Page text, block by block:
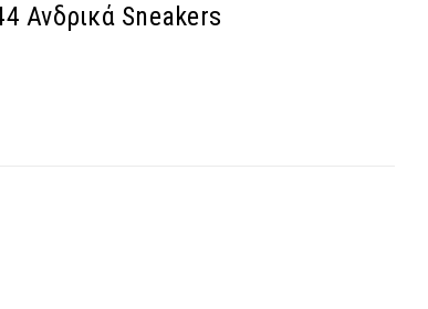
Ανδρικά Sneakers